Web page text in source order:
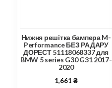
Нижня решітка бампера M-
Performance БЕЗ РАДАРУ
ДОРЕСТ 51118068337 для
BMW 5 series G30 G31 2017-
2020
1,661 ₴